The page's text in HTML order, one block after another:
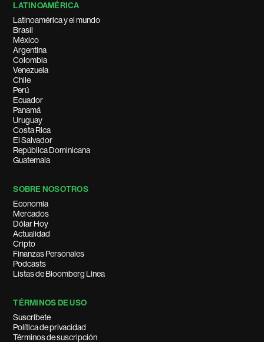
LATINOAMÉRICA
Latinoamérica y el mundo
Brasil
México
Argentina
Colombia
Venezuela
Chile
Perú
Ecuador
Panamá
Uruguay
Costa Rica
El Salvador
República Dominicana
Guatemala
SOBRE NOSOTROS
Economía
Mercados
Dólar Hoy
Actualidad
Cripto
Finanzas Personales
Podcasts
Listas de Bloomberg Línea
TÉRMINOS DE USO
Suscríbete
Política de privacidad
Términos de suscripción